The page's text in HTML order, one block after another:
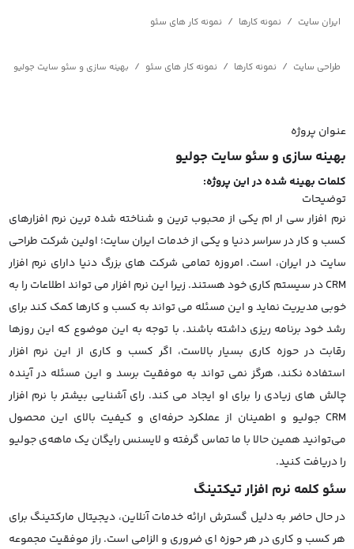
ایران سایت / نمونه کارها / نمونه کار های سئو
طراحی سایت / نمونه کارها / نمونه کار های سئو / بهینه سازی و سئو سایت جولیو
عنوان پروژه
بهینه سازی و سئو سایت جولیو
کلمات بهینه شده در این پروژه:
توضیحات
نرم افزار سی ار ام یکی از محبوب ترین و شناخته شده ترین نرم افزارهای
کسب و کار در سراسر دنیا و یکی از خدمات ایران سایت؛ اولین شرکت طراحی
سایت در ایران، است. امروزه تمامی شرکت های بزرگ دنیا دارای نرم افزار
CRM در سیستم کاری خود هستند. زیرا این نرم افزار می تواند اطلاعات را به
خوبی مدیریت نماید و این مسئله می تواند به کسب و کارها کمک کند برای
رشد خود برنامه ریزی داشته باشند. با توجه به این موضوع که این روزها
رقابت در حوزه کاری بسیار بالاست، اگر کسب و کاری از این نرم افزار
استفاده نکند، هرگز نمی تواند به موفقیت برسد و این مسئله در آینده
چالش های زیادی را برای او ایجاد می کند. رای آشنایی بیشتر با نرم افزار
CRM جولیو و اطمینان از عملکرد حرفه‌ای و کیفیت بالای این محصول
می‌توانید همین حالا با ما تماس گرفته و لایسنس رایگان یک ماهه‌ی جولیو
را دریافت کنید.
سئو کلمه نرم افزار تیکتینگ
در حال حاضر به دلیل گسترش ارائه خدمات آنلاین، دیجیتال مارکتینگ برای
هر کسب و کاری در هر حوزه ای ضروری و الزامی است. راز موفقیت مجموعه